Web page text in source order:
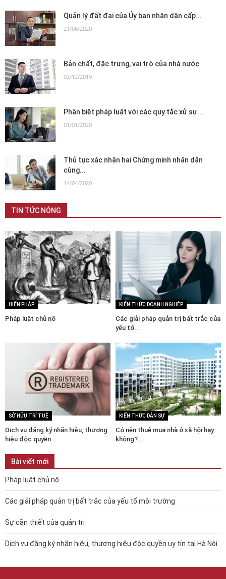
Quản lý đất đai của Ủy ban nhân dân cấp...
21/06/2020
Bản chất, đặc trưng, vai trò của nhà nước
02/12/2019
Phân biệt pháp luật với các quy tắc xử sự...
01/01/2020
Thủ tục xác nhận hai Chứng minh nhân dân
cùng...
14/04/2020
TIN TỨC NÓNG
HIẾN PHÁP
Pháp luật chủ nô
KIẾN THỨC DOANH NGHIỆP
Các giải pháp quản trị bất trắc của
yếu tố...
SỞ HỮU TRÍ TUỆ
Dịch vụ đăng ký nhãn hiệu, thương
hiệu độc quyền...
KIẾN THỨC DÂN SỰ
Có nên thuê mua nhà ở xã hội hay
không?...
Bài viết mới
Pháp luật chủ nô
Các giải pháp quản trị bất trắc của yếu tố môi trường
Sự cần thiết của quản trị
Dịch vụ đăng ký nhãn hiệu, thương hiệu độc quyền uy tín tại Hà Nội